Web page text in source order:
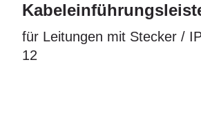
für Leitungen mit Stecker /
12